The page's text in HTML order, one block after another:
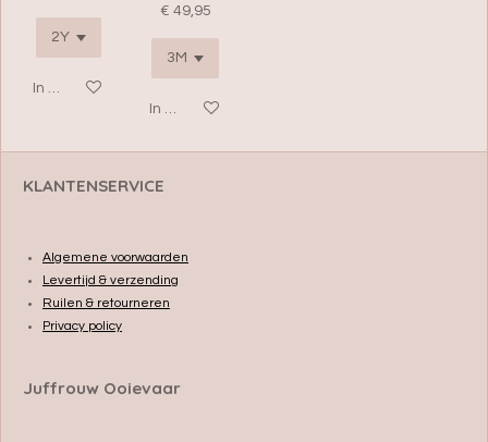
In winkelwagen
€ 49,95
In winkelwagen
KLANTENSERVICE
Algemene voorwaarden
Levertijd & verzending
Ruilen & retourneren
Privacy policy
Juffrouw Ooievaar